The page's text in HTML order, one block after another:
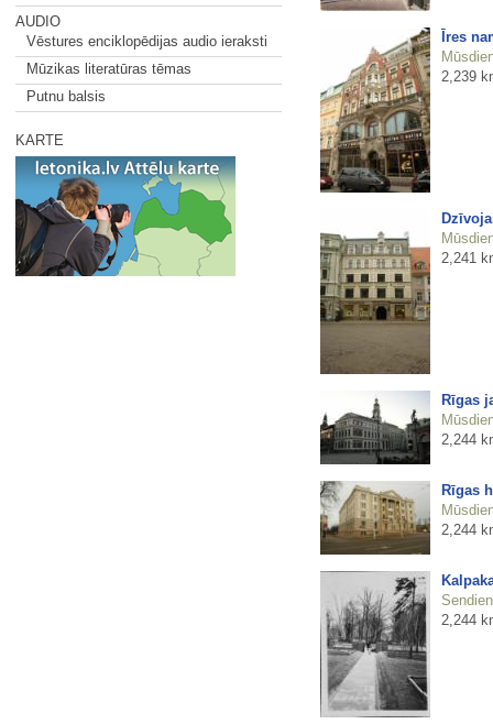
AUDIO
Vēstures enciklopēdijas audio ieraksti
Mūzikas literatūras tēmas
Putnu balsis
KARTE
Īres
2,239
2,241
Rīgas
2,244
Rīgas
2,244
2,244